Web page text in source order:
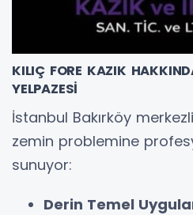
KILIÇ FORE KAZIK
YELPAZESİ
İstanbul Bakırköy
zemin problemine
sunuyor:
Derin Temel